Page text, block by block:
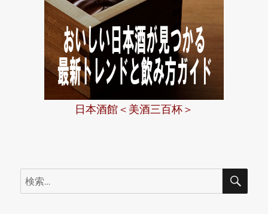
日本酒館＜美酒三百杯＞
検
索:
検